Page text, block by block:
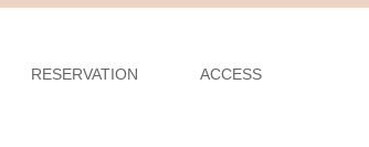
RESERVATION ACCESS